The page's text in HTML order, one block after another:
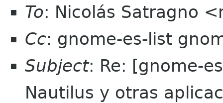
To: Nicolás Satragno
Cc: gnome-es-list
Subject: Re: [gnome-
Nautilus y otras